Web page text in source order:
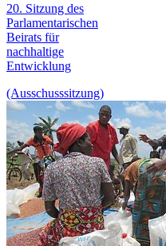
20. Sitzung des
Parlamentarischen
Beirats für
nachhaltige
Entwicklung
(Ausschusssitzung)